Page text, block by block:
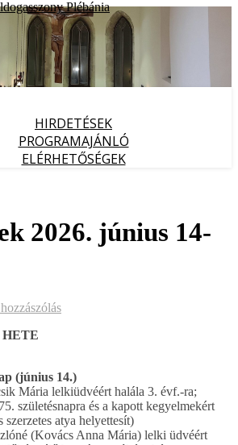
HIRDETÉSEK
PROGRAMAJÁNLÓ
ELÉRHETŐSÉGEK
2026. június 14-
HETE
(június 14.)
Mária lelkiüdvéért halála 3. évf.-ra;
születésnapra és a kapott kegyelmekért
szerzetes atya helyettesít)
(Kovács Anna Mária) lelki üdvéért